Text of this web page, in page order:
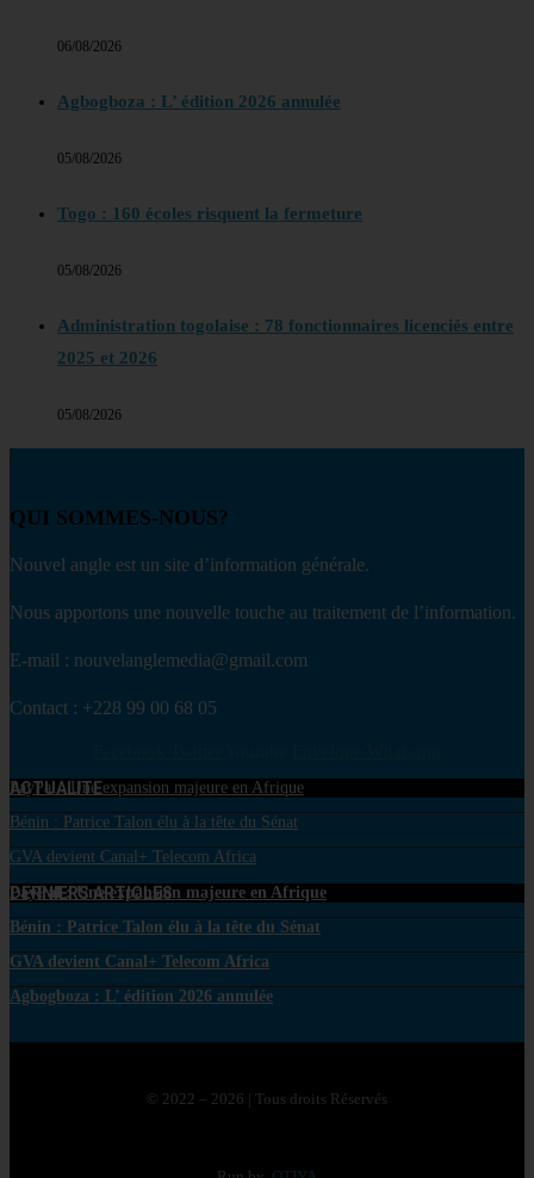
06/08/2026
Agbogboza : L’ édition 2026 annulée
05/08/2026
Togo : 160 écoles risquent la fermeture
05/08/2026
Administration togolaise : 78 fonctionnaires licenciés entre
2025 et 2026
05/08/2026
QUI SOMMES-NOUS?
Nouvel angle est un site d’information générale.
Nous apportons une nouvelle touche au traitement de l’information.
E-mail : nouvelanglemedia@gmail.com
Contact : +228 99 00 68 05
ACTUALITE
PayPal : Une expansion majeure en Afrique
Bénin : Patrice Talon élu à la tête du Sénat
GVA devient Canal+ Telecom Africa
DERNIERS ARTICLES
PayPal : Une expansion majeure en Afrique
Bénin : Patrice Talon élu à la tête du Sénat
GVA devient Canal+ Telecom Africa
Agbogboza : L’ édition 2026 annulée
© 2022 – 2026 | Tous droits Réservés